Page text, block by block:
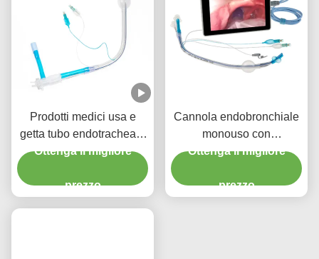
Prodotti medici usa e
getta tubo endotracheale
a doppio lumen con
PU
Ottenga il migliore
prezzo
Cannola endobronchiale
monouso con
videocamera in PVC per
Ottenga il migliore
prezzo